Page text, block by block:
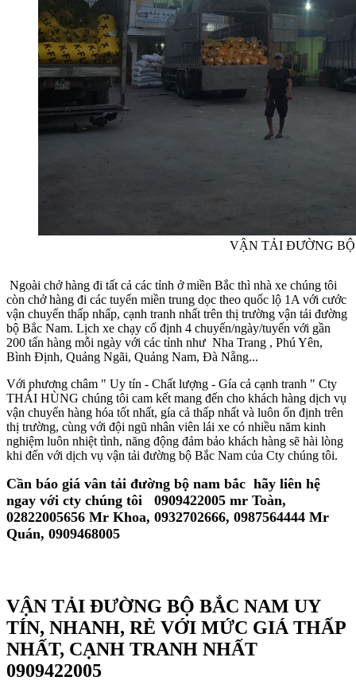
VẬN TẢI ĐƯỜNG
Ngoài chở hàng đi tất cả các tỉnh ở miền Bắc thì nhà xe chúng tôi
còn chở hàng đi các tuyến miền trung dọc theo quốc lộ 1A với cước
vận chuyển thấp nhấp, cạnh tranh nhất trên thị trường vận tải đường
bộ Bắc Nam. Lịch xe chạy cố định 4 chuyến/ngày/tuyến với gần
200 tấn hàng mỗi ngày với các tỉnh như Nha Trang , Phú Yên,
Bình Định, Quảng Ngãi, Quảng Nam, Đà Nẵng...
Với phương châm " Uy tín - Chất lượng - Gía cả cạnh tranh " Cty
THÁI HÙNG chúng tôi cam kết mang đến cho khách hàng dịch vụ
vận chuyển hàng hóa tốt nhất, gía cả thấp nhất và luôn ổn định trên
thị trường, cùng với đội ngũ nhân viên lái xe có nhiều năm kinh
nghiệm luôn nhiệt tình, năng động đảm bảo khách hàng sẽ hài lòng
khi đến với dịch vụ vận tải đường bộ Bắc Nam của Cty chúng tôi.
Cần báo giá vân tải đường bộ nam bắc hãy liên hệ
ngay với cty chúng tôi 0909422005 mr Toàn,
02822005656 Mr Khoa, 0932702666, 0987564444 Mr
Quán, 0909468005
VẬN TẢI ĐƯỜNG BỘ BẮC NAM UY
TÍN, NHANH, RẺ VỚI MỨC GIÁ THẤP
NHẤT, CẠNH TRANH NHẤT
0909422005